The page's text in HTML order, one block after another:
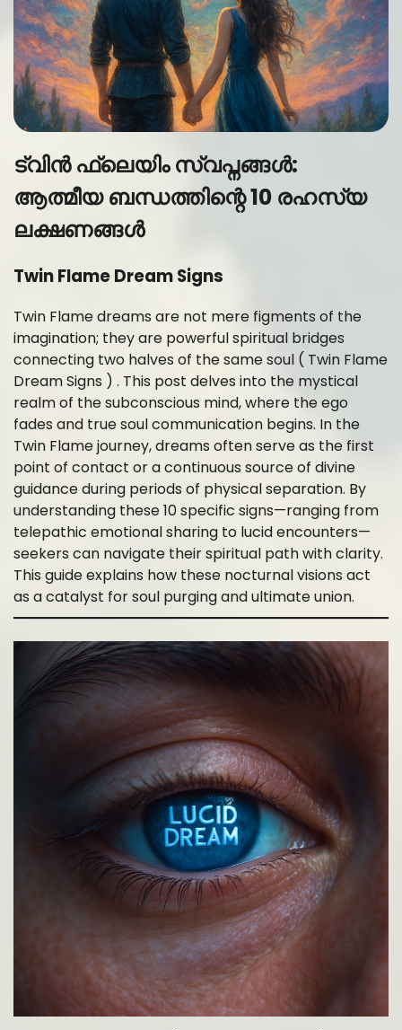
ട്വിൻ ഫ്ലെയിം സ്വപ്നങ്ങൾ:
ആത്മീയ ബന്ധത്തിന്റെ 10 രഹസ്യ
ലക്ഷണങ്ങൾ
Twin Flame Dream Signs
Twin Flame dreams are not mere figments of the
imagination; they are powerful spiritual bridges
connecting two halves of the same soul ( Twin Flame
Dream Signs ) . This post delves into the mystical
realm of the subconscious mind, where the ego
fades and true soul communication begins. In the
Twin Flame journey, dreams often serve as the first
point of contact or a continuous source of divine
guidance during periods of physical separation. By
understanding these 10 specific signs—ranging from
telepathic emotional sharing to lucid encounters—
seekers can navigate their spiritual path with clarity.
This guide explains how these nocturnal visions act
as a catalyst for soul purging and ultimate union.